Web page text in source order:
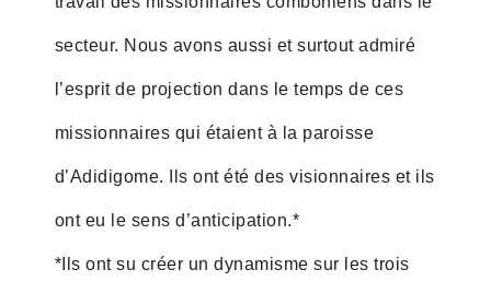
secteur. Nous avons aussi et surtout admiré
l’esprit de projection dans le temps de ces
missionnaires qui étaient à la paroisse
d’Adidigome. Ils ont été des visionnaires et ils
ont eu le sens d’anticipation.*
*Ils ont su créer un dynamisme sur les trois